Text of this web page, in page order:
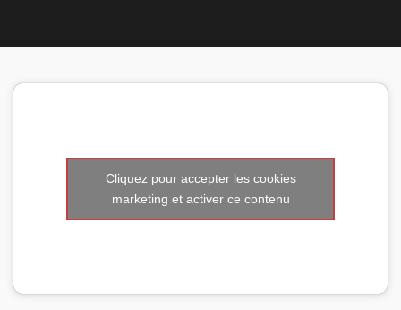
Cliquez pour accepter les cookies
marketing et activer ce contenu